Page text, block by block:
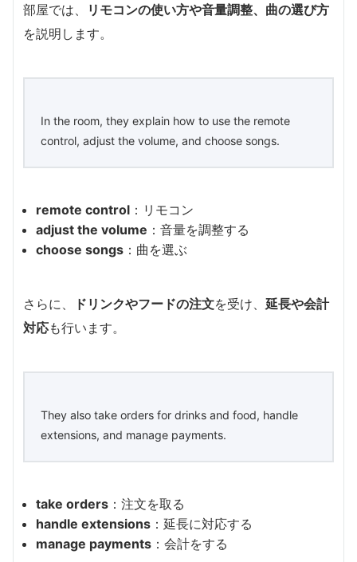
部屋では、
リモコンの使い方や音量調整、曲の選び方
を説明します。
In the room, they explain how to use the remote
control, adjust the volume, and choose songs.
remote control ：リモコン
adjust the volume ：音量を調整する
choose songs ：曲を選ぶ
さらに、 ドリンクやフードの注文を受け、 延長や会計
対応も行います。
They also take orders for drinks and food, handle
extensions, and manage payments.
take orders ：注文を取る
handle extensions ：延長に対応する
manage payments ：会計をする